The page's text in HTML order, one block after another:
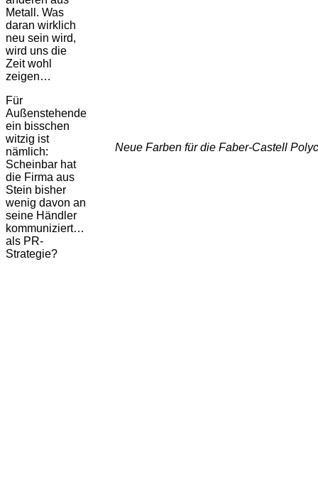
Metall. Was
daran wirklich
neu sein wird,
wird uns die
Zeit wohl
zeigen…
Für
Außenstehende
ein bisschen
witzig ist
nämlich:
Scheinbar hat
die Firma aus
Stein bisher
wenig davon an
seine Händler
kommuniziert…
als PR-
Strategie?
Neue Farben für die Faber-Castell